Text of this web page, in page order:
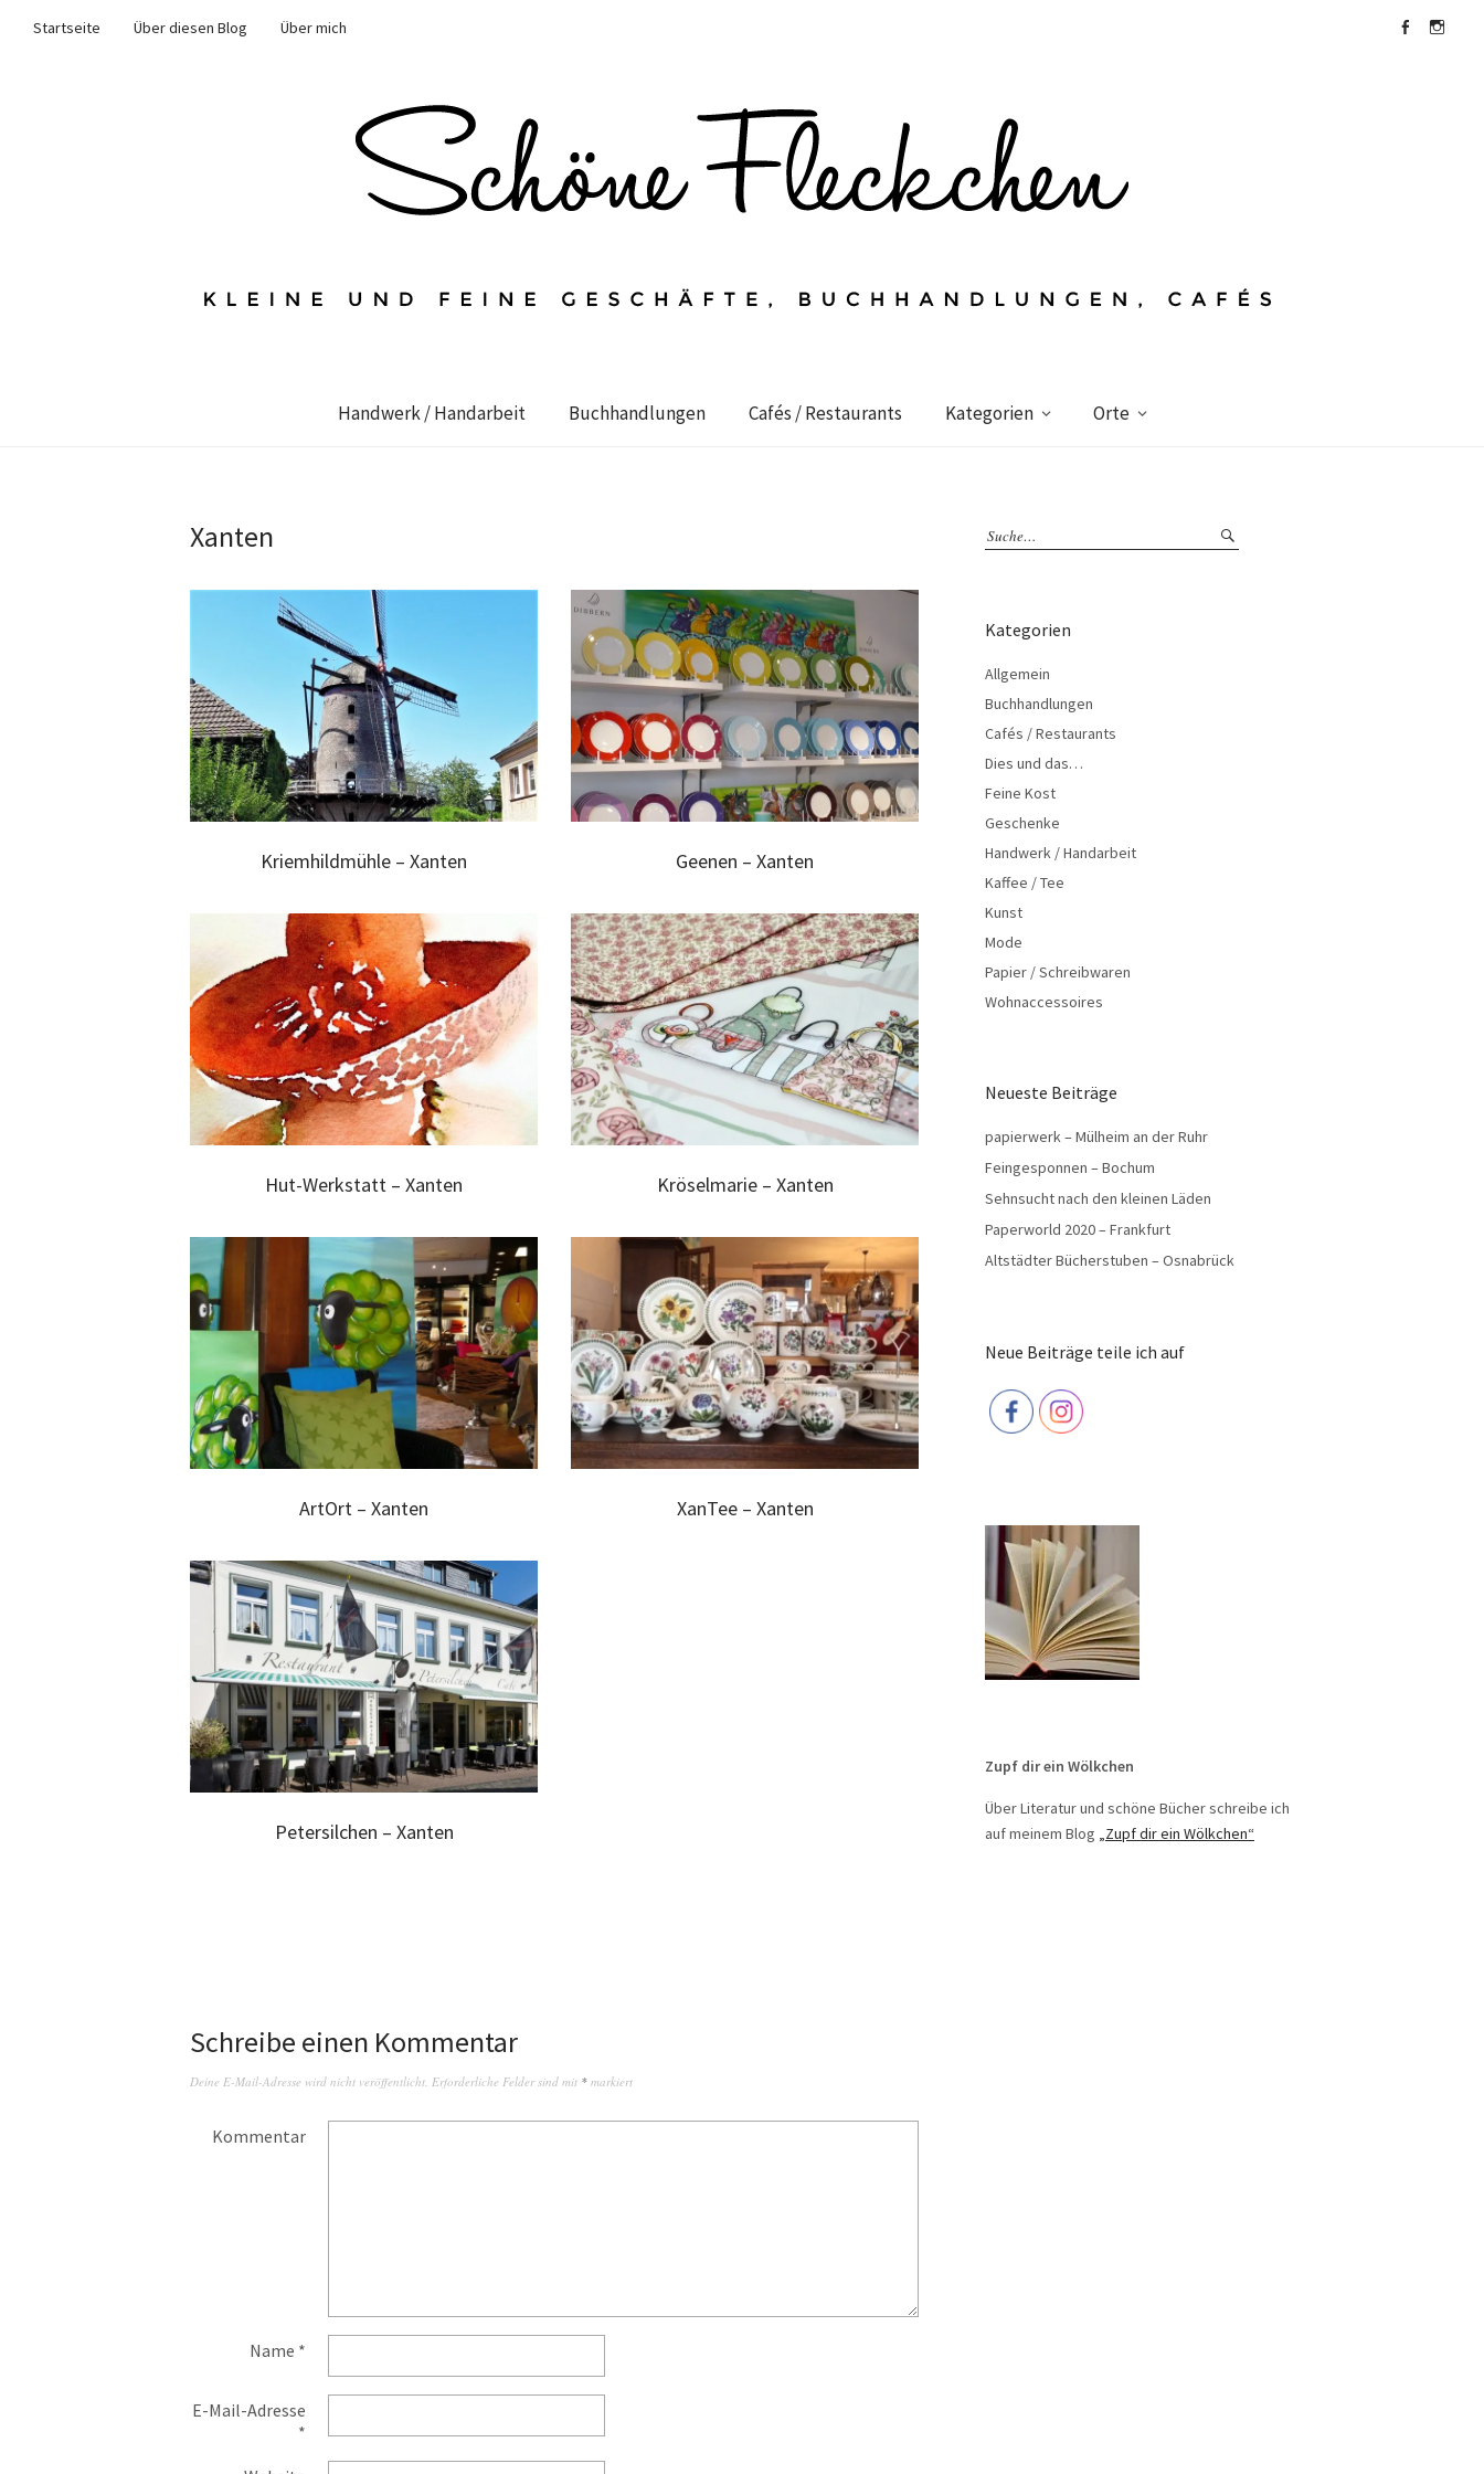
Startseite Über diesen Blog
Über mich
Handwerk / Handarbeit Buchhandlungen Cafés / Restaurants Kategorien Orte
Xanten
Kriemhildmühle – Xanten Geenen – Xanten
Hut-Werkstatt – Xanten Kröselmarie – Xanten
ArtOrt – Xanten XanTee – Xanten
Petersilchen – Xanten
Schreibe einen Kommentar
Deine E-Mail-Adresse wird nicht veröffentlicht. Erforderliche Felder sind mit * markiert
Kommentar
Name *
E-Mail-Adresse
*
Kategorien
Allgemein
Buchhandlungen
Cafés / Restaurants
Dies und das…
Feine Kost
Geschenke
Handwerk / Handarbeit
Kaffee / Tee
Kunst
Mode
Papier / Schreibwaren
Wohnaccessoires
Neueste Beiträge
papierwerk – Mülheim an der Ruhr
Feingesponnen – Bochum
Sehnsucht nach den kleinen Läden
Paperworld 2020 – Frankfurt
Altstädter Bücherstuben – Osnabrück
Neue Beiträge teile ich auf
Zupf dir ein Wölkchen
Über Literatur und schöne Bücher schreibe ich
auf meinem Blog
„Zupf dir ein Wölkchen“